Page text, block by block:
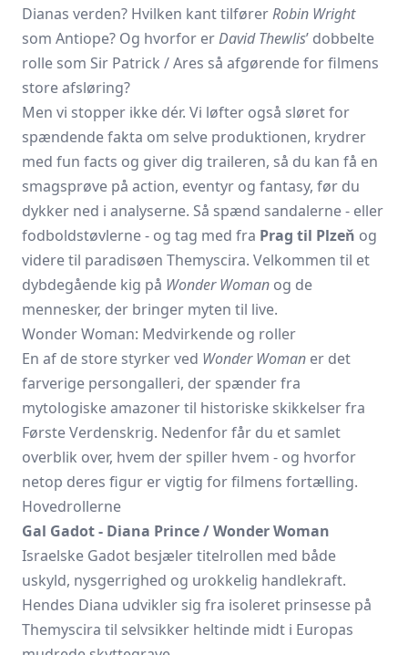
Dianas verden? Hvilken kant tilførerRobin Wright
som Antiope? Og hvorfor erDavid Thewlis’ dobbelte
rolle som Sir Patrick / Ares så afgørende for filmens
store afsløring?
Men vi stopper ikke dér. Vi løfter også sløret for
spændende fakta om selve produktionen, krydrer
med fun facts og giver dig traileren, så du kan få en
smagsprøve på action, eventyr og fantasy, før du
dykker ned i analyserne. Så spænd sandalerne - eller
fodboldstøvlerne - og tag med fra Prag til Plzeň og
videre til paradisøen Themyscira. Velkommen til et
dybdegående kig på Wonder Woman og de
mennesker, der bringer myten til live.
Wonder Woman: Medvirkende og roller
En af de store styrker ved Wonder Woman er det
farverige persongalleri, der spænder fra
mytologiske amazoner til historiske skikkelser fra
Første Verdenskrig. Nedenfor får du et samlet
overblik over, hvem der spiller hvem - og hvorfor
netop deres figur er vigtig for filmens fortælling.
Hovedrollerne
Gal Gadot - Diana Prince / Wonder Woman
Israelske Gadot besjæler titelrollen med både
uskyld, nysgerrighed og urokkelig handlekraft.
Hendes Diana udvikler sig fra isoleret prinsesse på
Themyscira til selvsikker heltinde midt i Europas